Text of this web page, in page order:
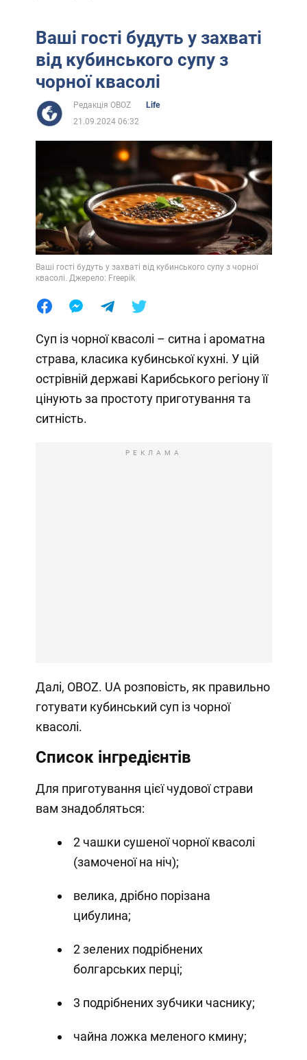
Ваші гості будуть у захваті
від кубинського супу з
чорної квасолі
Редакція OBOZ
Life
21.09.2024 06:32
Ваші гості будуть у захваті від кубинського супу з чорної
квасолі. Джерело: Freepik
Суп із чорної квасолі – ситна і ароматна
страва, класика кубинської кухні. У цій
острівній державі Карибського регіону її
цінують за простоту приготування та
ситність.
РЕКЛАМА
Далі, OBOZ. UA розповість, як правильно
готувати кубинський суп із чорної
квасолі.
Список інгредієнтів
Для приготування цієї чудової страви
вам знадобляться:
2 чашки сушеної чорної квасолі
(замоченої на ніч);
велика, дрібно порізана
цибулина;
2 зелених подрібнених
болгарських перці;
3 подрібнених зубчики часнику;
чайна ложка меленого кмину;